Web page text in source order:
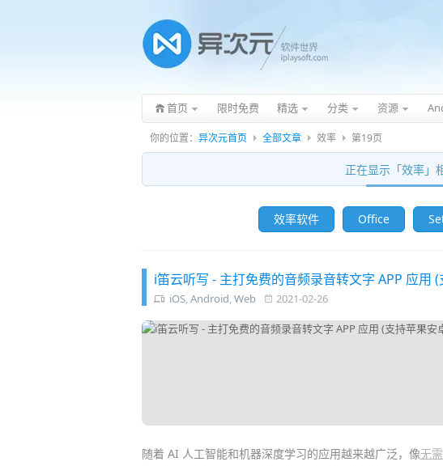
首页 限时免费 精选 分类 资源
你的位置： 异次元首页 全部文章 效率 第19页
正在显示「效率」
效率软件 Office
i笛云听写 - 主打免费的音频录音转文字 APP 应用
iOS,Android,Web 2021-02-26
随着 AI 人工智能和机器深度学习的应用越来越广泛，像无